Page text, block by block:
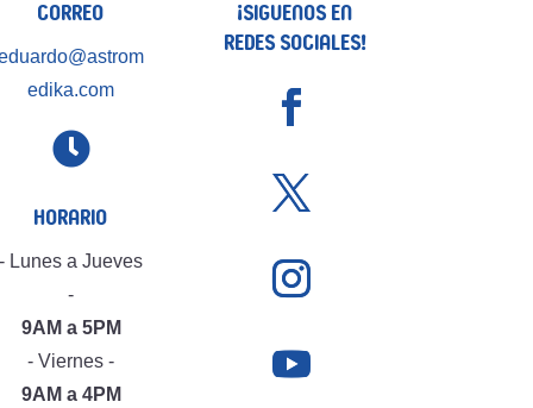
Correo
edika.com

Horario
- Lunes a Jueves
-
9AM a 5PM
- Viernes -
9AM a 4PM
¡Siguenos en
Redes Sociales!